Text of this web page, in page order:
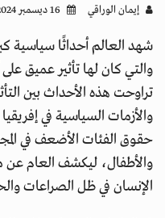
إيمان الوراقي
والتي كان لها تأثير عميق على
تراوحت هذه الأحداث بين
والأزمات السياسية في
حقوق الفئات الأضعف في
والأطفال، ليكشف العام
الإنسان في ظل الصراعات